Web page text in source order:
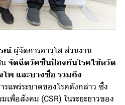
ณ์ผู้จัดการอาวุโส ส่วนงาน
จัดฉีดวัคซีนป้องกันโรคไข้หวัด
โพ และบางซื่อ รวมถึง
แพร่ระบาดของโรคดังกล่าว ซึ่ง
พื่อสังคม (CSR) ในระยะยาวของ